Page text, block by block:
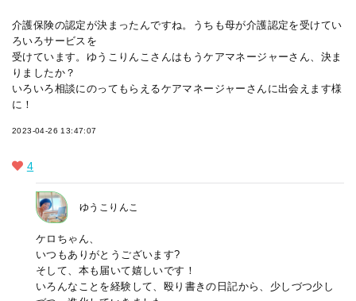
介護保険の認定が決まったんですね。うちも母が介護認定を受けてい
ろいろサービスを
受けています。ゆうこりんこさんはもうケアマネージャーさん、決ま
りましたか？
いろいろ相談にのってもらえるケアマネージャーさんに出会えます様
に！
2023-04-26 13:47:07
4
ゆうこりんこ
ケロちゃん、
いつもありがとうございます?
そして、本も届いて嬉しいです！
いろんなことを経験して、殴り書きの日記から、少しづつ少し